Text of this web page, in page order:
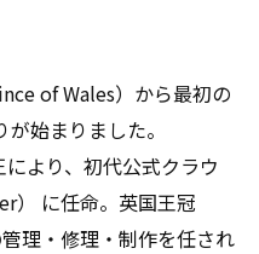
of Wales）から最初の
始まりました。
より、初代公式クラウ
） に任命。英国王冠
・修理・制作を任され